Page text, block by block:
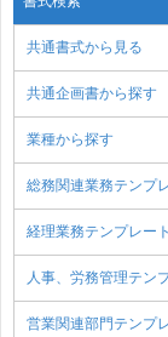
共通書式から見る
共通企画書から探す
業種から探す
総務関連業務テンプ
経理業務テンプレー
人事、労務管理テン
営業関連部門テンプ